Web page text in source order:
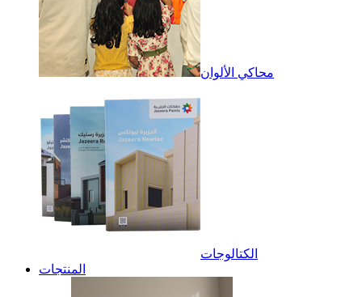
محاكي الألوان
الكتالوجات
المنتجات